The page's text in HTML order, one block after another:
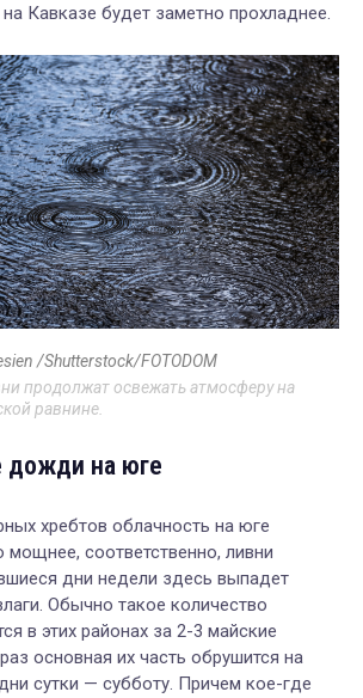
Кавказе будет заметно прохладнее.
/Shutterstock/FOTODOM
продолжат освежать атмосферу на
равнине.
дожди на юге
хребтов облачность на юге
мощнее, соответственно, ливни
дни недели здесь выпадет
Обычно такое количество
в этих районах за 2-3 майские
основная их часть обрушится на
сутки — субботу. Причем кое-где